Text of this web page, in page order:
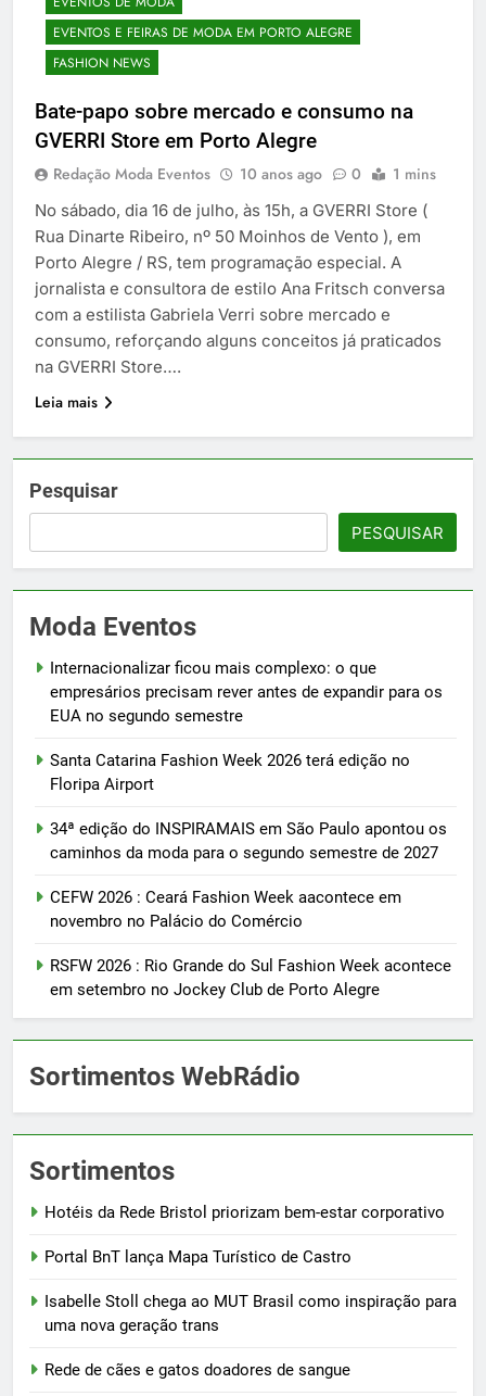
EVENTOS E FEIRAS DE MODA EM PORTO ALEGRE
FASHION NEWS
Bate-papo sobre mercado e consumo na
GVERRI Store em Porto Alegre
Redação Moda Eventos 10 anos ago 0 1 mins
No sábado, dia 16 de julho, às 15h, a GVERRI Store (
Rua Dinarte Ribeiro, nº 50 Moinhos de Vento ), em
Porto Alegre / RS, tem programação especial. A
jornalista e consultora de estilo Ana Fritsch conversa
com a estilista Gabriela Verri sobre mercado e
consumo, reforçando alguns conceitos já praticados
na GVERRI Store….
Leia mais
Pesquisar
PESQUISAR
Moda Eventos
Internacionalizar ficou mais complexo: o que
empresários precisam rever antes de expandir para os
EUA no segundo semestre
Santa Catarina Fashion Week 2026 terá edição no
Floripa Airport
34ª edição do INSPIRAMAIS em São Paulo apontou os
caminhos da moda para o segundo semestre de 2027
CEFW 2026 : Ceará Fashion Week aacontece em
novembro no Palácio do Comércio
RSFW 2026 : Rio Grande do Sul Fashion Week acontece
em setembro no Jockey Club de Porto Alegre
Sortimentos WebRádio
Sortimentos
Hotéis da Rede Bristol priorizam bem-estar corporativo
Portal BnT lança Mapa Turístico de Castro
Isabelle Stoll chega ao MUT Brasil como inspiração para
uma nova geração trans
Rede de cães e gatos doadores de sangue